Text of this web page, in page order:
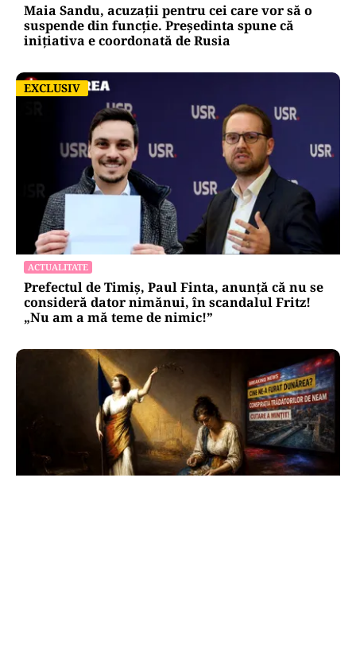
Maia Sandu, acuzații pentru cei care vor să o
suspende din funcție. Președinta spune că
inițiativa e coordonată de Rusia
EXCLUSIV
EXCLUSIV
ACTUALITATE
Prefectul de Timiș, Paul Finta, anunță că nu se
consideră dator nimănui, în scandalul Fritz!
„Nu am a mă teme de nimic!”